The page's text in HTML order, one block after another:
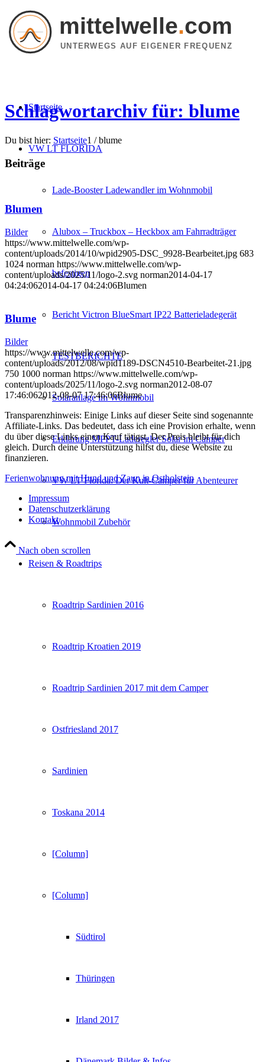
mittelwelle.com
UNTERWEGS AUF EIGENER FREQUENZ
Startseite
VW LT FLORIDA
Lade-Booster Ladewandler im Wohnmobil
Alubox – Truckbox – Heckbox am Fahrradträger
befestigen
Bericht Victron BlueSmart IP22 Batterieladegerät
TESTBERICHTE
Solaranlage im Wohnmobil
Erklärung MPPT-Laderegler Solar im Camper
VW LT Florida: Der Kult-Camper für Abenteurer
Wohnmobil Zubehör
Reisen & Roadtrips
Roadtrip Sardinien 2016
Roadtrip Kroatien 2019
Roadtrip Sardinien 2017 mit dem Camper
Ostfriesland 2017
Sardinien
Toskana 2014
[Column]
[Column]
Südtirol
Thüringen
Irland 2017
Schlagwortarchiv für: blume
Du bist hier: Startseite1 / blume
Beiträge
Blumen
Bilder
https://www.mittelwelle.com/wp-
content/uploads/2014/10/wpid2905-DSC_9928-Bearbeitet.jpg 683
1024 norman https://www.mittelwelle.com/wp-
content/uploads/2025/11/logo-2.svg norman2014-04-17
04:24:062014-04-17 04:24:06Blumen
Blume
Bilder
https://www.mittelwelle.com/wp-
content/uploads/2012/08/wpid1189-DSCN4510-Bearbeitet-21.jpg
750 1000 norman https://www.mittelwelle.com/wp-
content/uploads/2025/11/logo-2.svg norman2012-08-07
17:46:062012-08-07 17:46:06Blume
Transparenzhinweis: Einige Links auf dieser Seite sind sogenannte
Affiliate-Links. Das bedeutet, dass ich eine Provision erhalte, wenn
du über diese Links einen Kauf tätigst. Der Preis bleibt für dich
gleich. Durch deine Unterstützung hilfst du, diese Website zu
finanzieren.
Ferienwohnung mit Hund und Zaun in Ostholstein
Impressum
Datenschutzerklärung
Kontakt
Nach oben scrollen